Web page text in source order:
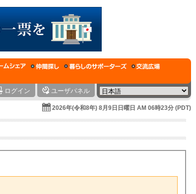
ログイン ユーザパネル
2026年(令和8年) 8月9日日曜日 AM 06時23分 (PDT)